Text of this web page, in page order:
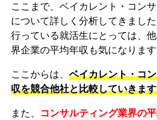
ここまで、ベイカレント・コン
について詳しく分析してきまし
行っている就活生にとっては、
界企業の平均年収も気になります
ここからは、 ベイカレント・コ
収を競合他社と比較していきま
また、 コンサルティング業界の